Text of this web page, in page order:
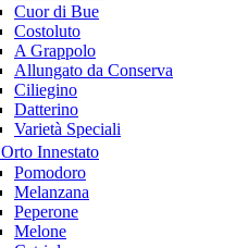
Cuor di Bue
Costoluto
A Grappolo
Allungato da Conserva
Ciliegino
Datterino
Varietà Speciali
Orto Innestato
Pomodoro
Melanzana
Peperone
Melone